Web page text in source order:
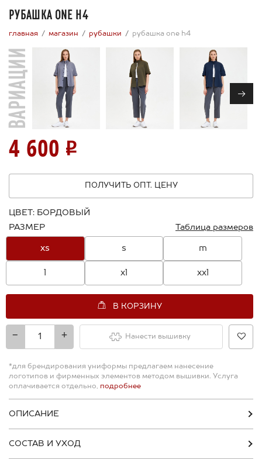
РУБАШКА ONE H4
главная магазин рубашки рубашка one h4
ВАРИАЦИИ →
4 600
ПОЛУЧИТЬ ОПТ. ЦЕНУ
ЦВЕТ: БОРДОВЫЙ
РАЗМЕР
Таблица размеров
xs s m
l xl xxl
+
-
В КОРЗИНУ
Нанести вышивку
*для брендирования униформы предлагаем нанесение
логотипов и фирменных элементов методом вышивки. Услуга
оплачивается отдельно, подробнее
ОПИСАНИЕ
СОСТАВ И УХОД